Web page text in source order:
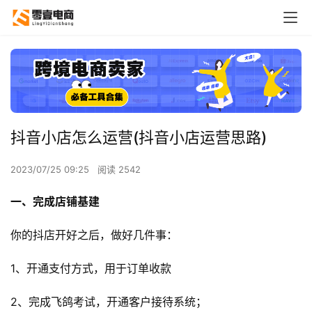
抖音小店怎么运营(抖音小店运营思路)
2023/07/25 09:25 阅读 2542
一、完成店铺基建
你的抖店开好之后，做好几件事：
1、开通支付方式，用于订单收款
2、完成飞鸽考试，开通客户接待系统；